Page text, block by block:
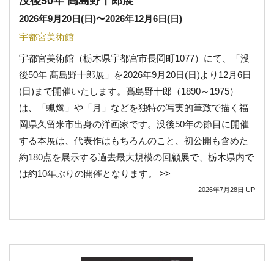
2026年9月20日(日)〜2026年12月6日(日)
宇都宮美術館
宇都宮美術館（栃木県宇都宮市長岡町1077）にて、「没
後50年 髙島野十郎展」を2026年9月20日(日)より12月6日
(日)まで開催いたします。髙島野十郎（1890～1975）
は、「蝋燭」や「月」などを独特の写実的筆致で描く福
岡県久留米市出身の洋画家です。没後50年の節目に開催
する本展は、代表作はもちろんのこと、初公開も含めた
約180点を展示する過去最大規模の回顧展で、栃木県内で
は約10年ぶりの開催となります。 >>
2026年7月28日 UP